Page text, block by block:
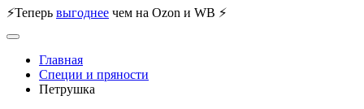
⚡Теперь выгоднее чем на Ozon и WB ⚡
Главная
Специи и пряности
Петрушка